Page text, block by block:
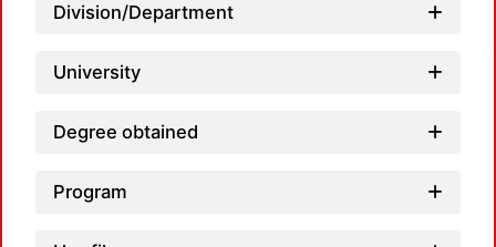
Division/Department
University
Degree obtained
Program